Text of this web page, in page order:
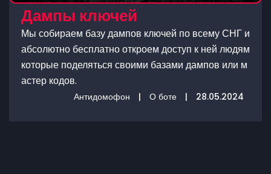
Дампы ключей
Мы собираем базу дампов ключей по всему СНГ и
абсолютно бесплатно откроем доступ к ней людям
которые поделяться своими базами дампов или м
астер кодов.
Антидомофон | О боте | 28.05.2024